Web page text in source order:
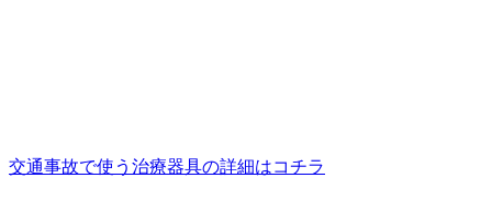
交通事故で使う治療器具の詳細はコチラ